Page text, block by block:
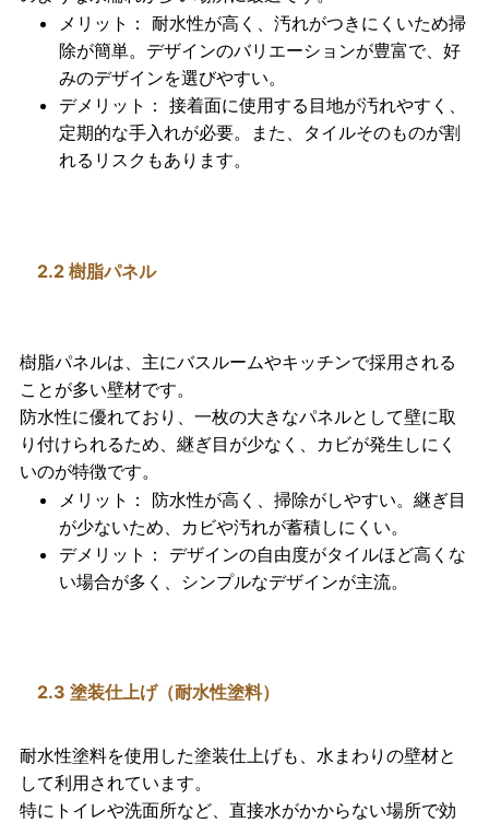
メリット ： 耐水性が高く、汚れがつきにくいため掃
除が簡単。デザインのバリエーションが豊富で、好
みのデザインを選びやすい。
デメリット ： 接着面に使用する目地が汚れやすく、
定期的な手入れが必要。また、タイルそのものが割
れるリスクもあります。
2.2 樹脂パネル
樹脂パネルは、主にバスルームやキッチンで採用される
ことが多い壁材です。
防水性に優れており、 一枚の大きなパネルとして壁に取
り付けられるため、継ぎ目が少なく、カビが発生しにく
いのが特徴です。
メリット ： 防水性が高く、掃除がしやすい。継ぎ目
が少ないため、カビや汚れが蓄積しにくい。
デメリット ： デザインの自由度がタイルほど高くな
い場合が多く、シンプルなデザインが主流。
2.3 塗装仕上げ（耐水性塗料）
耐水性塗料を使用した塗装仕上げも、水まわりの壁材と
して利用されています。
特にトイレや洗面所など、直接水がかからない場所で効